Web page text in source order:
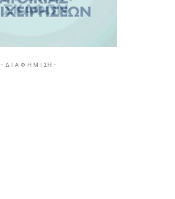
- Δ Ι Α Φ Η Μ Ι ΣΗ -